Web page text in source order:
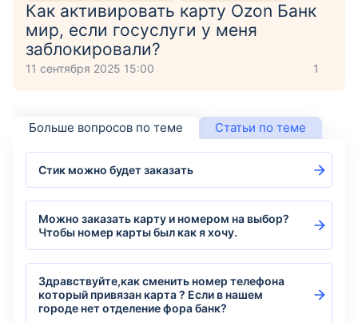
Как активировать карту Ozon Банк
мир, если госуслуги у меня
заблокировали?
11 сентября 2025 15:00 1
Больше вопросов по теме Статьи по теме
Стик можно будет заказать
Можно заказать карту и номером на выбор?
Чтобы номер карты был как я хочу.
Здравствуйте,как сменить номер телефона
который привязан карта ? Если в нашем
городе нет отделение фора банк?